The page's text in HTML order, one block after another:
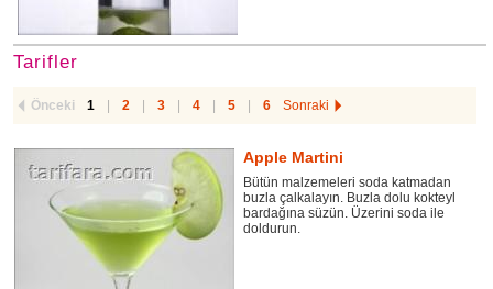
Tarifler
Önceki 1 2 3 4 5 6 Sonraki
Apple Martini
Bütün malzemeleri soda katmadan
buzla çalkalayın. Buzla dolu kokteyl
bardağına süzün. Üzerini soda ile
doldurun.